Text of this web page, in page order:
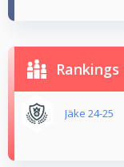
Rankings
Jäke 24-25